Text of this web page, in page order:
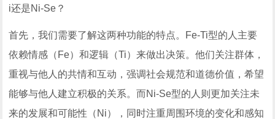
i还是Ni-Se？
首先，我们需要了解这两种功能的特点。Fe-Ti型的人主要
依赖情感（Fe）和逻辑（Ti）来做出决策。他们关注群体，
重视与他人的共情和互动，强调社会规范和道德价值，希望
能够与他人建立积极的关系。而Ni-Se型的人则更加关注未
来的发展和可能性（Ni），同时注重周围环境的变化和感知